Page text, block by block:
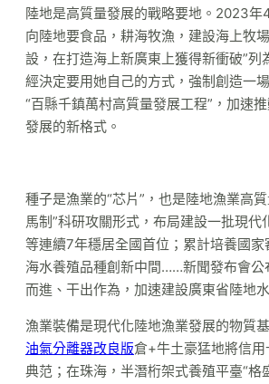
陸地是高質量發展的戰略要地。2023
向陸地要食品，耕海牧漁，建設海上牧
設，在打造海上新廣東上獲得新衝破”列
經決定要用她自己的方式，強制創造一
“百縣千鎮萬村高質量發展工程”，加速
發展的新格式。
種子是漁業的“芯片”，也是陸地漁業高
馬制”科研攻關形式，布局建設一批現
等連續7年穩居全國首位；累計培養國
海水養殖品種創新中間……新聞發布會公
而進、干出作為，加速建設廣東省陸地
漁業裝備是現代化陸地漁業發展的物質
油氣分離器改良版倉+牛土豪猛地將信
典范；在珠海，半潛桁架式養殖平臺“